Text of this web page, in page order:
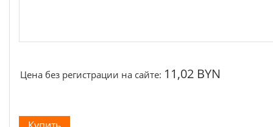
Цена без регистрации на сайте: 11,02 BYN